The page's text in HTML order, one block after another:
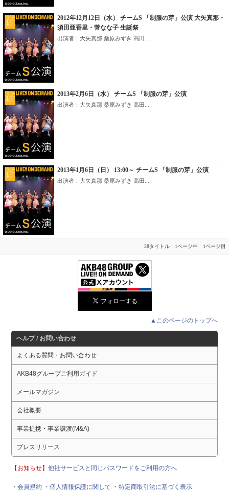
2012年12月12日（水） チームS 「制服の芽」公演 大矢真那・
須田亜香里・菅なな子 生誕祭
出演者：大矢真那 桑原みずき 高田...
2013年2月6日（水） チームS 「制服の芽」公演
出演者：大矢真那 桑原みずき 高田...
2013年1月6日（日） 13:00～ チームS 「制服の芽」公演
出演者：大矢真那 桑原みずき 高田...
28タイトル 1ページ中 1ページ目
▲このページのトップへ
ヘルプ / お問い合わせ
よくある質問・お問い合わせ
AKB48グループご利用ガイド
メールマガジン
会社概要
事業提携・事業譲渡(M&A)
プレスリリース
【お知らせ】他社サービスと同じパスワードをご利用の方へ
・会員規約 ・個人情報保護に関して ・特定商取引法に基づく表示